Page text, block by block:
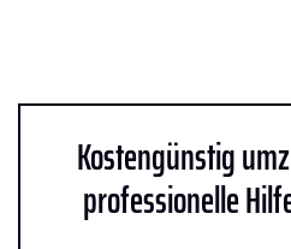
Kostengünstig
professionelle